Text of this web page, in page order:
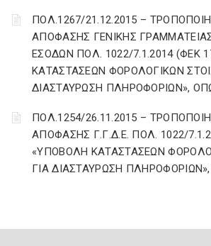
ΠΟΛ.1267/21.12.2015 –
ΑΠΟΦΑΣΗΣ ΓΕΝΙΚΗΣ
ΕΣΟΔΩΝ ΠΟΛ. 1022/7.1.2014 (ΦΕΚ
ΚΑΤΑΣΤΑΣΕΩΝ ΦΟΡΟΛΟΓΙΚΩΝ
ΔΙΑΣΤΑΥΡΩΣΗ ΠΛΗΡΟΦΟΡΙΩΝ»,
ΠΟΛ.1254/26.11.2015 –
ΑΠΟΦΑΣΗΣ Γ.Γ.Δ.Ε. ΠΟΛ. 1022/
«ΥΠΟΒΟΛΗ ΚΑΤΑΣΤΑΣΕΩΝ
ΓΙΑ ΔΙΑΣΤΑΥΡΩΣΗ ΠΛΗΡΟΦΟΡΙΩΝ»,